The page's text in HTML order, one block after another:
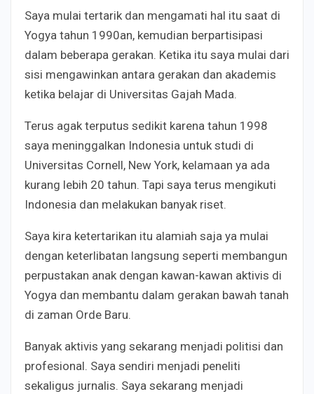
Saya mulai tertarik dan mengamati hal itu saat di
Yogya tahun 1990an, kemudian berpartisipasi
dalam beberapa gerakan. Ketika itu saya mulai dari
sisi mengawinkan antara gerakan dan akademis
ketika belajar di Universitas Gajah Mada.
Terus agak terputus sedikit karena tahun 1998
saya meninggalkan Indonesia untuk studi di
Universitas Cornell, New York, kelamaan ya ada
kurang lebih 20 tahun. Tapi saya terus mengikuti
Indonesia dan melakukan banyak riset.
Saya kira ketertarikan itu alamiah saja ya mulai
dengan keterlibatan langsung seperti membangun
perpustakan anak dengan kawan-kawan aktivis di
Yogya dan membantu dalam gerakan bawah tanah
di zaman Orde Baru.
Banyak aktivis yang sekarang menjadi politisi dan
profesional. Saya sendiri menjadi peneliti
sekaligus jurnalis. Saya sekarang menjadi